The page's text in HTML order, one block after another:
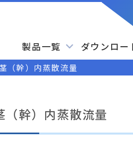
製品一覧 ダウンロー
（幹）内蒸散流量
（幹）内蒸散流量